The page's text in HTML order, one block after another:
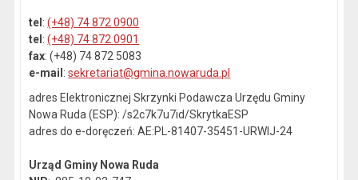
tel :(+48) 74 872 0900
tel :(+48) 74 872 0901
fax: (+48) 74 872 5083
e-mail :sekretariat@gmina.nowaruda.pl
adres Elektronicznej Skrzynki Podawcza Urzędu Gminy
Nowa Ruda (ESP): /s2c7k7u7id/SkrytkaESP
adres do e-doręczeń: AE:PL-81407-35451-URWIJ-24
Urząd Gminy Nowa Ruda